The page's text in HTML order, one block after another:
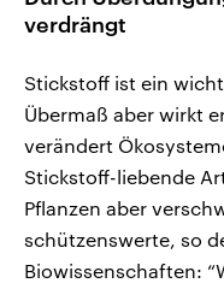
verdrängt
Stickstoff ist ein
Übermaß aber wirkt
verändert
Stickstoff-liebende
Pflanzen aber
schützenswerte, so
Biowissenschaften: